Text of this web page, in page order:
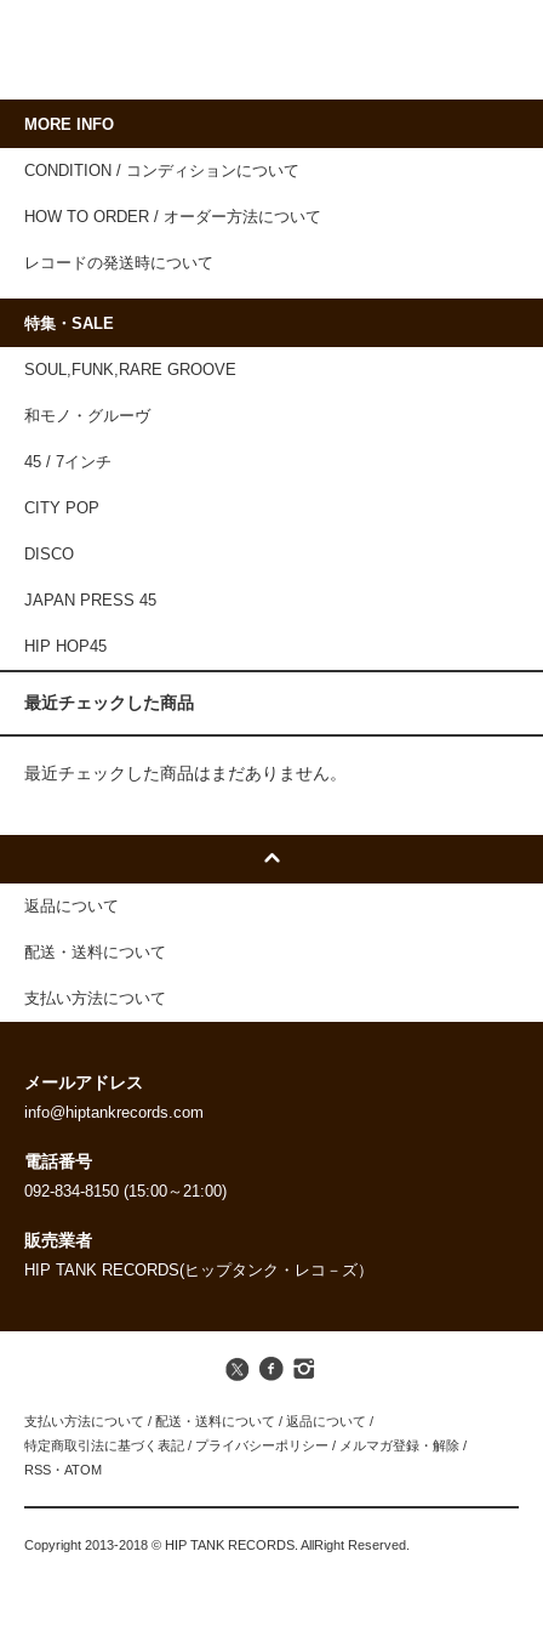
MORE INFO
CONDITION / コンディションについて
HOW TO ORDER / オーダー方法について
レコードの発送時について
特集・SALE
SOUL,FUNK,RARE GROOVE
和モノ・グルーヴ
45 / 7インチ
CITY POP
DISCO
JAPAN PRESS 45
HIP HOP45
最近チェックした商品
最近チェックした商品はまだありません。
返品について
配送・送料について
支払い方法について
メールアドレス
info@hiptankrecords.com
電話番号
092-834-8150 (15:00～21:00)
販売業者
HIP TANK RECORDS(ヒップタンク・レコ－ズ）
支払い方法について / 配送・送料について / 返品について /
特定商取引法に基づく表記 / プライバシーポリシー / メルマガ登録・解除 /
RSS ・ ATOM
Copyright 2013-2018 © HIP TANK RECORDS. AllRight Reserved.